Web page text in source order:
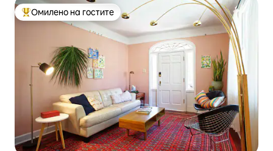
Меѓу најуспешните „Омилени на гостите“
Омилено на гостите